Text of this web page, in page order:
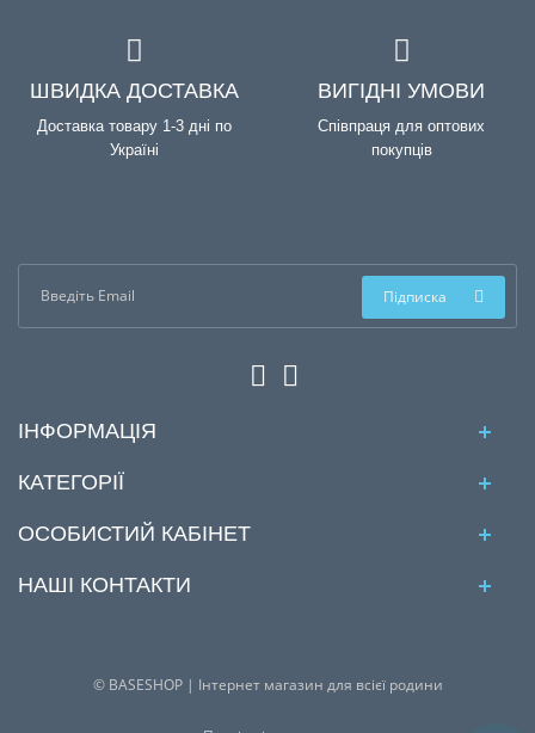
ШВИДКА ДОСТАВКА
Доставка товару 1-3 дні по
Україні
ВИГІДНІ УМОВИ
Співпраця для оптових
покупців
Підписка
ІНФОРМАЦІЯ
КАТЕГОРІЇ
ОСОБИСТИЙ КАБІНЕТ
НАШІ КОНТАКТИ
© BASESHOP | Інтернет магазин для всієї родини